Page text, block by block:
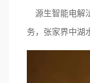
源生智能电解
务，张家界中湖